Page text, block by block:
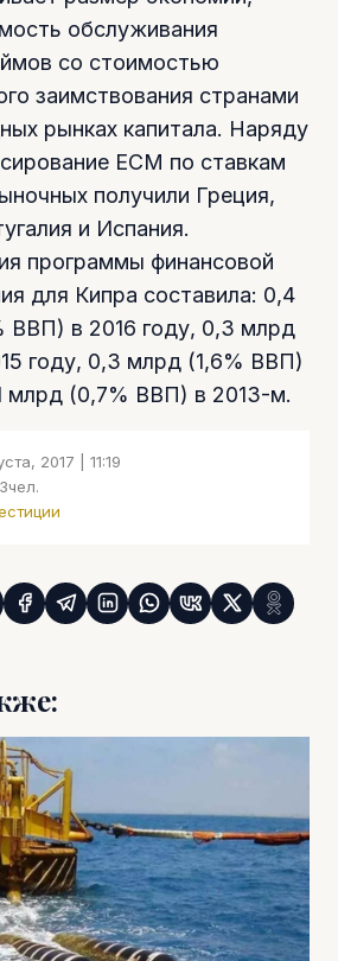
обслуживания
со стоимостью
заимствования странами
рынках капитала. Наряду
ЕСМ по ставкам
получили Греция,
и Испания.
программы финансовой
для Кипра составила: 0,4
ВВП) в 2016 году, 0,3 млрд
году, 0,3 млрд (1,6% ВВП)
млрд (0,7% ВВП) в 2013-м.
2017 | 11:19
чел.